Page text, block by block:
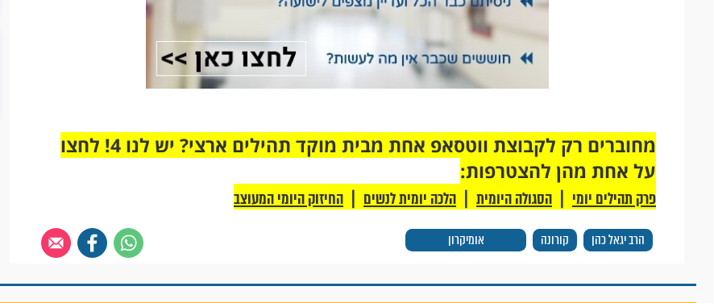
הרב יגאל כהן קורונה אומיקרון
מחוברים רק לקבוצת ווטסאפ אחת מבית מוקד תהילים ארצי? יש לנו 4! לחצו
על אחת מהן להצטרפות:
פרק תהילים יומי | הסגולה היומית | הלכה יומית לנשים | החיזוק היומי המעוצב